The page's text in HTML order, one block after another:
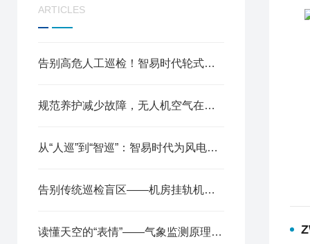
ARTICLES
告别高危人工巡检！智易时代轮式巡检机器人实现主动风险防控
规范养护减少故障，无人机空气在线监测仪维护指南
从“人巡”到“智巡”：智易时代为风电场装上“感知+决策”双引擎
告别传统巡检盲区——机房挂轨机器人，让“智巡”替代“人巡”
读懂天空的“表情”——气象监测原理与防灾减灾应用